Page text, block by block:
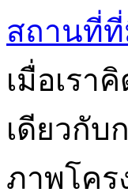
สถานที่
เมื่อเรา
เดียวกั
ภาพโคร